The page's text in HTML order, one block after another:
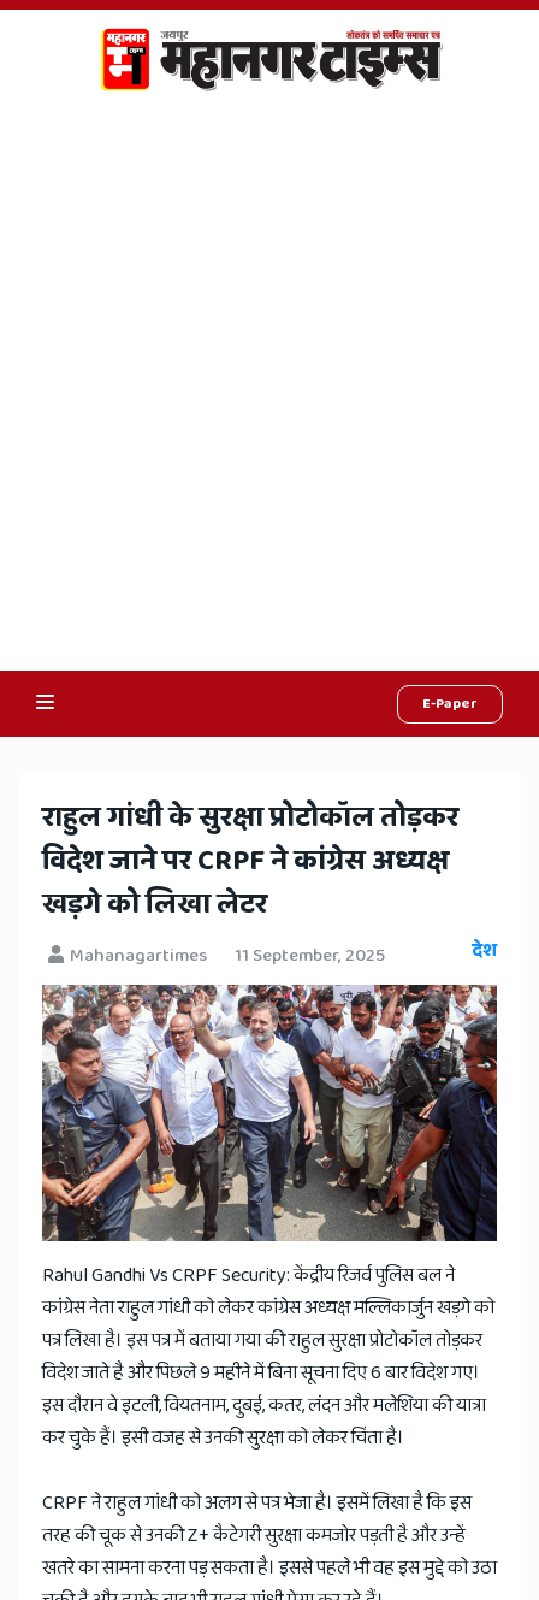
E-Paper
Hindi
News,
Hindi
Samachar,
Jaipur
Rajasthan
News
​राहुल गांधी के सुरक्षा प्रोटोकॉल तोड़कर
विदेश जाने पर CRPF ने कांग्रेस अध्यक्ष
खड़गे को लिखा लेटर
Mahanagartimes 11 September, 2025 देश
Rahul Gandhi Vs CRPF Security: केंद्रीय रिजर्व पुलिस बल ने
कांग्रेस नेता राहुल गांधी को लेकर कांग्रेस अध्यक्ष मल्लिकार्जुन खड़गे को
पत्र लिखा है। इस पत्र में बताया गया की राहुल सुरक्षा प्रोटोकॉल तोड़कर
विदेश जाते है और पिछले 9 महीने में बिना सूचना दिए 6 बार विदेश गए।
इस दौरान वे इटली, वियतनाम, दुबई, कतर, लंदन और मलेशिया की यात्रा
कर चुके हैं। इसी वजह से उनकी सुरक्षा को लेकर चिंता है।
CRPF ने राहुल गांधी को अलग से पत्र भेजा है। इसमें लिखा है कि इस
तरह की चूक से उनकी Z+ कैटेगरी सुरक्षा कमजोर पड़ती है और उन्हें
खतरे का सामना करना पड़ सकता है। इससे पहले भी वह इस मुद्दे को उठा